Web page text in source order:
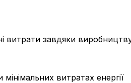
витрати завдяки
витратах енергії